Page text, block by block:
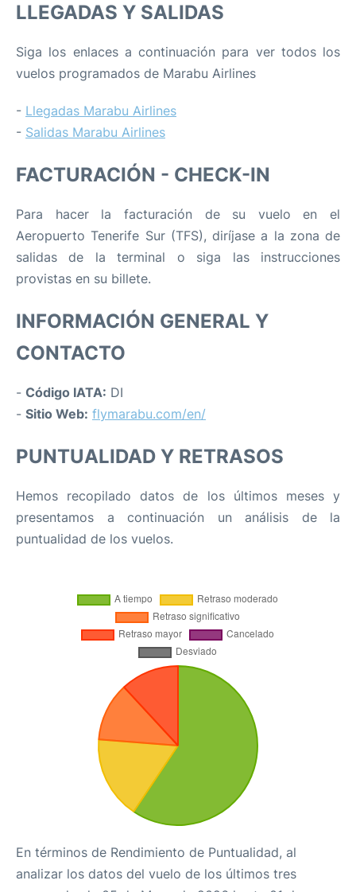
LLEGADAS Y SALIDAS
Siga los enlaces a continuación para ver todos los
vuelos programados de Marabu Airlines
- Llegadas Marabu Airlines
- Salidas Marabu Airlines
FACTURACIÓN - CHECK-IN
Para hacer la facturación de su vuelo en el
Aeropuerto Tenerife Sur (TFS), diríjase a la zona de
salidas de la terminal o siga las instrucciones
provistas en su billete.
INFORMACIÓN GENERAL Y
CONTACTO
- Código IATA: DI
- Sitio Web: flymarabu.com/en/
PUNTUALIDAD Y RETRASOS
Hemos recopilado datos de los últimos meses y
presentamos a continuación un análisis de la
puntualidad de los vuelos.
En términos de Rendimiento de Puntualidad, al
analizar los datos del vuelo de los últimos tres